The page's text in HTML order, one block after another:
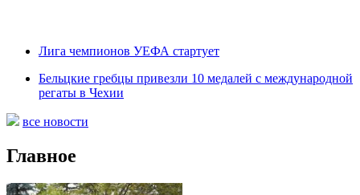
Лига чемпионов УЕФА стартует
Бельцкие гребцы привезли 10 медалей с международной
регаты в Чехии
все новости
Главное